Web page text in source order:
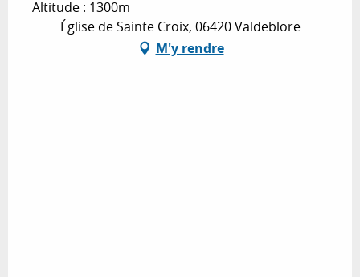
Altitude : 1300m
Église de Sainte Croix, 06420 Valdeblore
M'y rendre